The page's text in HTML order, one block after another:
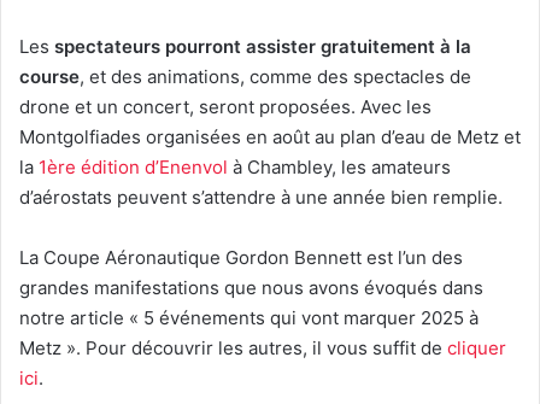
Les spectateurs pourront assister gratuitement à la
course, et des animations, comme des spectacles de
drone et un concert, seront proposées. Avec les
Montgolfiades organisées en août au plan d’eau de Metz et
la 1ère édition d’Enenvol à Chambley, les amateurs
d’aérostats peuvent s’attendre à une année bien remplie.
La Coupe Aéronautique Gordon Bennett est l’un des
grandes manifestations que nous avons évoqués dans
notre article « 5 événements qui vont marquer 2025 à
Metz ». Pour découvrir les autres, il vous suffit de cliquer
ici.